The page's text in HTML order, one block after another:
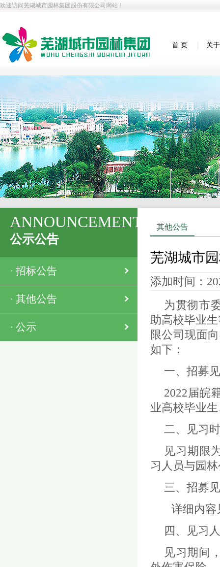
欢迎访问芜湖城市园林集团股份有限公司网站！
首 页 关
ANNOUNCEMENT
公示公告
· 招标公告
· 其他公告
· 公示
其他公告
芜湖城市
添加时间：
为贯彻市
助高校毕业
限公司现面
如下：
一、招募
2022届皖
业高校毕业
二、见习
见习期限
习人员与园
三、招募
详细内容
四、见习
见习期间